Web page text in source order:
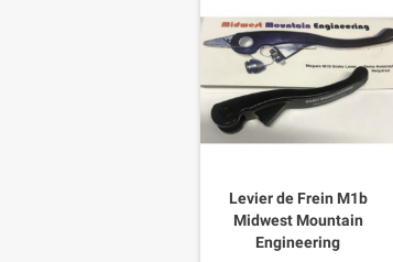
Levier de Frein M1b
Midwest Mountain
Engineering